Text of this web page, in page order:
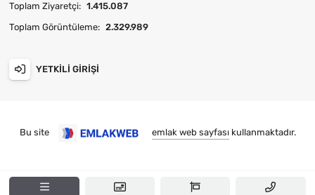
Toplam Ziyaretçi: 1.415.087
Toplam Görüntüleme: 2.329.989
YETKILI GIRIŞI
Bu site emlak web sayfasıkullanmaktadır.